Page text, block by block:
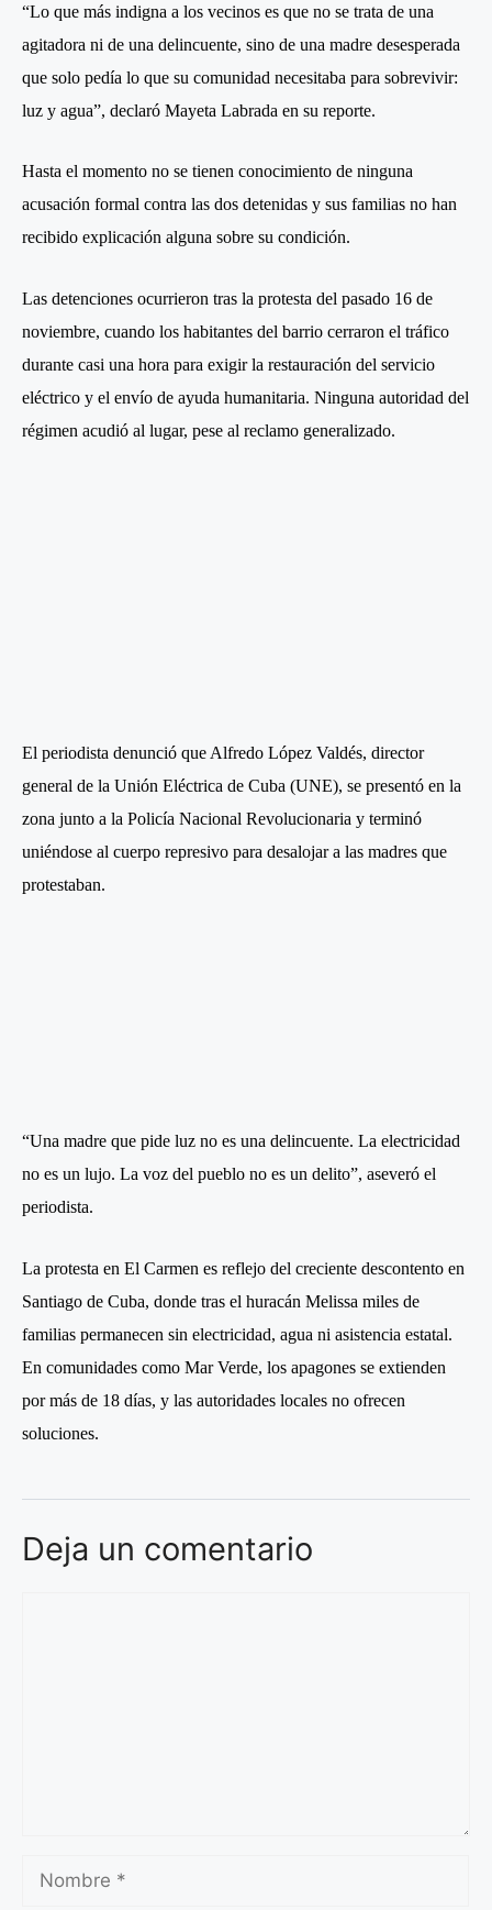
“Lo que más indigna a los vecinos es que no se trata de una
agitadora ni de una delincuente, sino de una madre desesperada
que solo pedía lo que su comunidad necesitaba para sobrevivir:
luz y agua”, declaró Mayeta Labrada en su reporte.
Hasta el momento no se tienen conocimiento de ninguna
acusación formal contra las dos detenidas y sus familias no han
recibido explicación alguna sobre su condición.
Las detenciones ocurrieron tras la protesta del pasado 16 de
noviembre, cuando los habitantes del barrio cerraron el tráfico
durante casi una hora para exigir la restauración del servicio
eléctrico y el envío de ayuda humanitaria. Ninguna autoridad del
régimen acudió al lugar, pese al reclamo generalizado.
El periodista denunció que Alfredo López Valdés, director
general de la Unión Eléctrica de Cuba (UNE), se presentó en la
zona junto a la Policía Nacional Revolucionaria y terminó
uniéndose al cuerpo represivo para desalojar a las madres que
protestaban.
“Una madre que pide luz no es una delincuente. La electricidad
no es un lujo. La voz del pueblo no es un delito”, aseveró el
periodista.
La protesta en El Carmen es reflejo del creciente descontento en
Santiago de Cuba, donde tras el huracán Melissa miles de
familias permanecen sin electricidad, agua ni asistencia estatal.
En comunidades como Mar Verde, los apagones se extienden
por más de 18 días, y las autoridades locales no ofrecen
soluciones.
Deja un comentario